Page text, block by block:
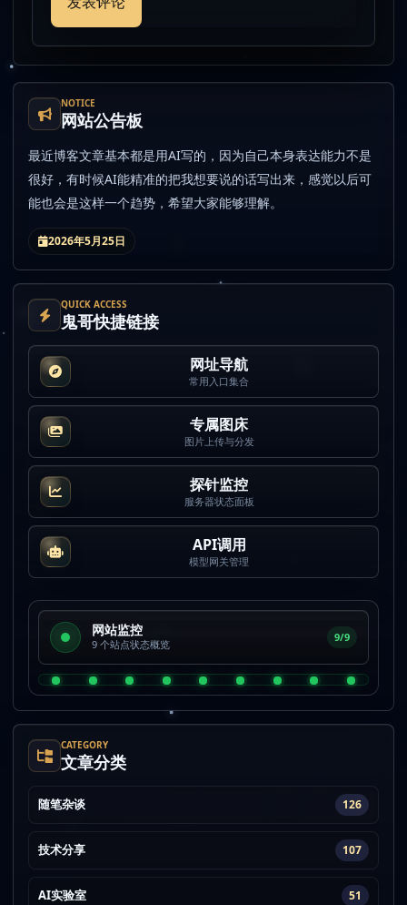
NOTICE
网站公告板
最近博客文章基本都是用AI写的，因为自己本身表达能力不是
很好，有时候AI能精准的把我想要说的话写出来，感觉以后可
能也会是这样一个趋势，希望大家能够理解。
2026年5月25日
QUICK ACCESS
鬼哥快捷链接
网址导航
常用入口集合
专属图床
图片上传与分发
探针监控
服务器状态面板
API调用
模型网关管理
网站监控
9 个站点状态概览
9/9
CATEGORY
文章分类
随笔杂谈 126
技术分享 107
AI实验室 51